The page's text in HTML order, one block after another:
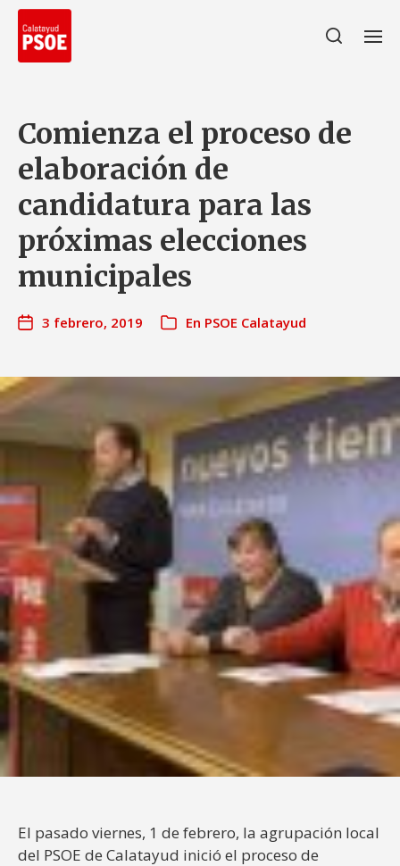
Comienza el proceso de
elaboración de
candidatura para las
próximas elecciones
municipales
3 febrero, 2019 En PSOE Calatayud
El pasado viernes, 1 de febrero, la agrupación local
del PSOE de Calatayud inició el proceso de